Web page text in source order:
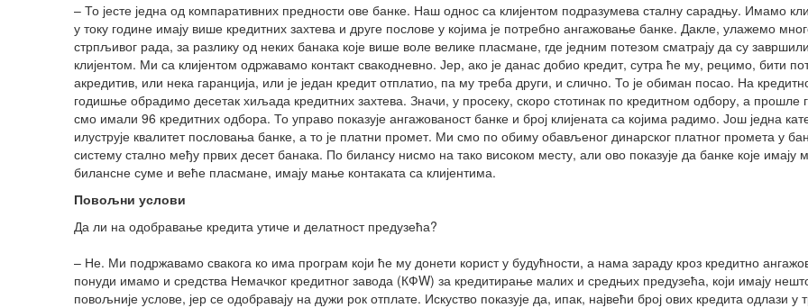
– То јесте једна од компаративних предности ове банке. Наш однос са клијентом подразумева сталну сарадњу. Имамо
у току године имају више кредитних захтева и друге послове у којима је потребно ангажовање банке. Дакле, улажемо
стрпљивог рада, за разлику од неких банака које више воле велике пласмане, где једним потезом сматрају да су
клијентом. Ми са клијентом одржавамо контакт свакодневно. Јер, ако је данас добио кредит, сутра ће му, рецимо, бити
акредитив, или нека гаранција, или је један кредит отплатио, па му треба други, и слично. То је обиман посао. На
годишње обрадимо десетак хиљада кредитних захтева. Значи, у просеку, скоро стотинак по кредитном одбору, а прошле
смо имали 96 кредитних одбора. То управо показује ангажованост банке и број клијената са којима радимо. Још једна
илуструје квалитет пословања банке, а то је платни промет. Ми смо по обиму обављеног динарског платног промета у
систему стално међу првих десет банака. По билансу нисмо на тако високом месту, али ово показује да банке које имају
билансне суме и веће пласмане, имају мање контаката са клијентима.
Повољни услови
Да ли на одобравање кредита утиче и делатност предузећа?
– Не. Ми подржавамо свакога ко има програм који ће му донети корист у будућности, а нама зараду кроз кредитно
понуди имамо и средства Немачког кредитног завода (КФW) за кредитирање малих и средњих предузећа, који имају
повољније услове, јер се одобравају на дужи рок отплате. Искуство показује да, ипак, највећи број ових кредита одлази у